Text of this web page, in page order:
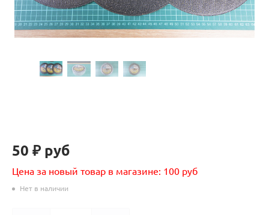
50 ₽ руб
Цена за новый товар в магазине: 100 руб
Нет в наличии